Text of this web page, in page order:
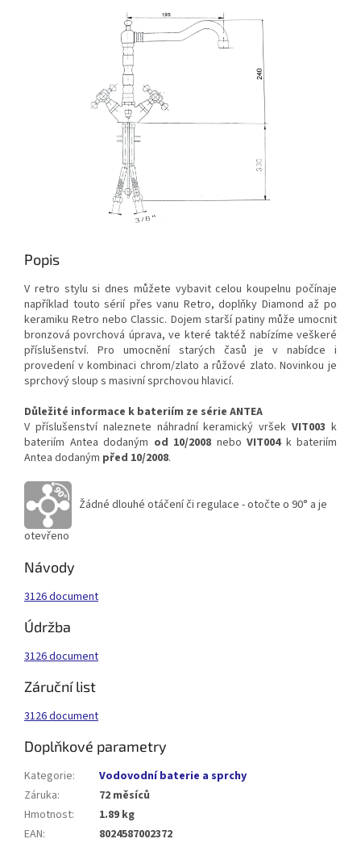
Popis
V retro stylu si dnes můžete vybavit celou koupelnu počínaje
například touto sérií přes vanu Retro,doplňky Diamond až po
keramiku Retro nebo Classic. Dojem starší patiny může umocnit
bronzová povrchová úprava, ve které taktéž nabízíme veškeré
příslušenství. Pro umocnění starých časů je v nabídce i
provedení v kombinaci chrom/zlato a růžové zlato. Novinkou je
sprchový sloup s masivní sprchovou hlavicí.
Důležité informace k bateriím ze série ANTEA
V příslušenství naleznete náhradní keramický vršekVIT003 k
bateriím Antea dodaným od 10/2008 nebo VIT004k bateriím
Antea dodaným před 10/2008.
Žádné dlouhé otáčení či regulace - otočte o 90° a je
otevřeno
Návody
3126 document
Údržba
3126 document
Záruční list
3126 document
Doplňkové parametry
Kategorie:
Vodovodní baterie a sprchy
Záruka:
72 měsíců
Hmotnost:
1.89 kg
EAN:
8024587002372